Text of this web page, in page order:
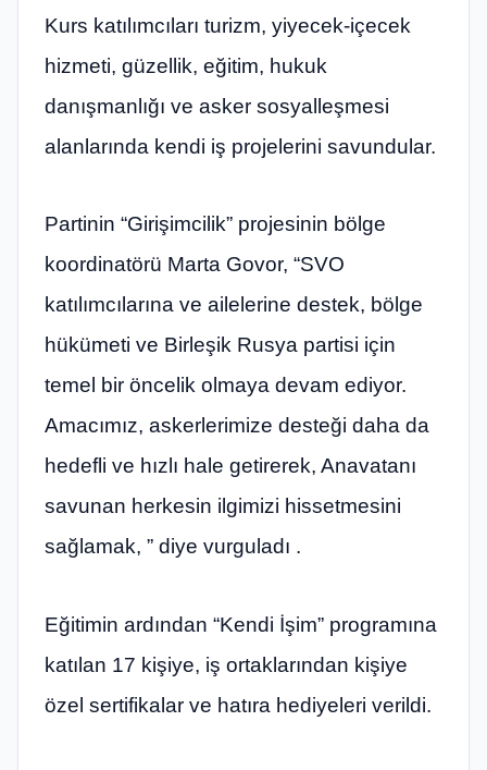
Kurs katılımcıları turizm, yiyecek-içecek
hizmeti, güzellik, eğitim, hukuk
danışmanlığı ve asker sosyalleşmesi
alanlarında kendi iş projelerini savundular.
Partinin “Girişimcilik” projesinin bölge
koordinatörü Marta Govor, “SVO
katılımcılarına ve ailelerine destek, bölge
hükümeti ve Birleşik Rusya partisi için
temel bir öncelik olmaya devam ediyor.
Amacımız, askerlerimize desteği daha da
hedefli ve hızlı hale getirerek, Anavatanı
savunan herkesin ilgimizi hissetmesini
sağlamak, ” diye vurguladı .
Eğitimin ardından “Kendi İşim” programına
katılan 17 kişiye, iş ortaklarından kişiye
özel sertifikalar ve hatıra hediyeleri verildi.